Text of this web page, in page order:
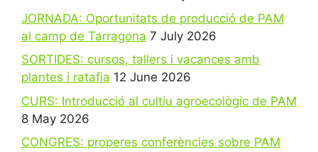
JORNADA: Oportunitats de producció de PAM
al camp de Tarragona 7 July 2026
SORTIDES: cursos, tallers i vacances amb
plantes i ratafia 12 June 2026
CURS: Introducció al cultiu agroecològic de PAM
8 May 2026
CONGRES: properes conferències sobre PAM